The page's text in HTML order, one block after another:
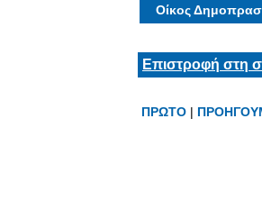
Οίκος
Επιστροφή στη
ΠΡΩΤΟ |